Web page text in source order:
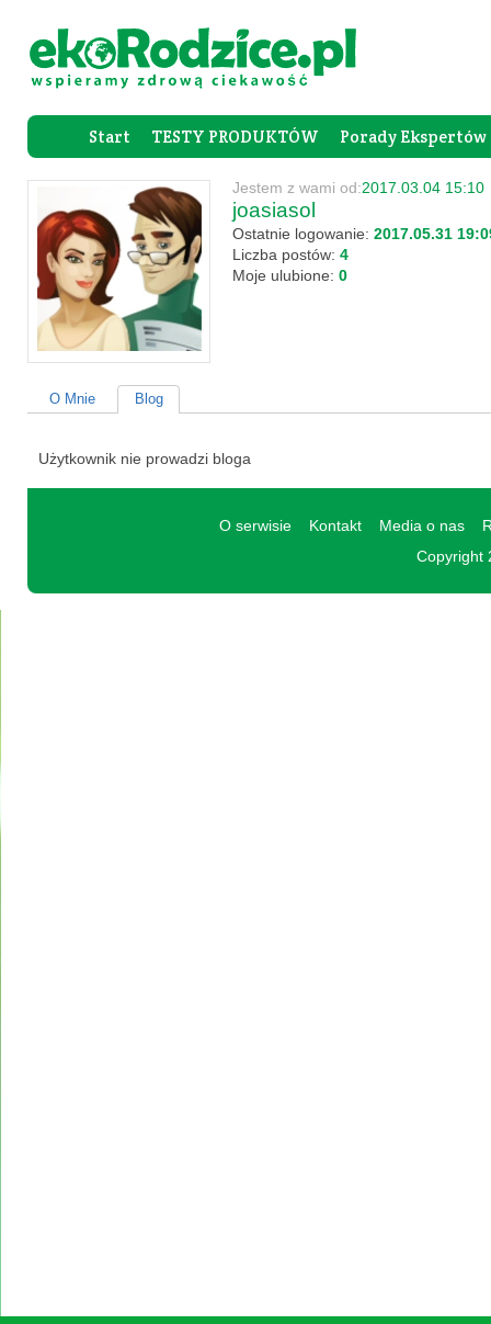
Start TESTY PRODUKTÓW Porady Ekspertów
Forum
Jestem z wami od:2017.03.04 15:10
joasiasol
Ostatnie logowanie: 2017.05.31
Liczba postów: 4
Moje ulubione: 0
O Mnie Blog
Użytkownik nie prowadzi bloga
O serwisie Kontakt Media o nas
Copyright